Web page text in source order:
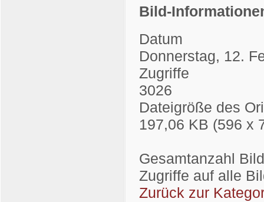
Bild-
Datum
Donnerstag, 12.
Zugriffe
3026
Dateigröße des
197,06 KB (596 x
Gesamtanzahl
Zugriffe auf alle
Zurück zur